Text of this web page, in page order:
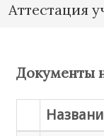
Аттестация
Документы